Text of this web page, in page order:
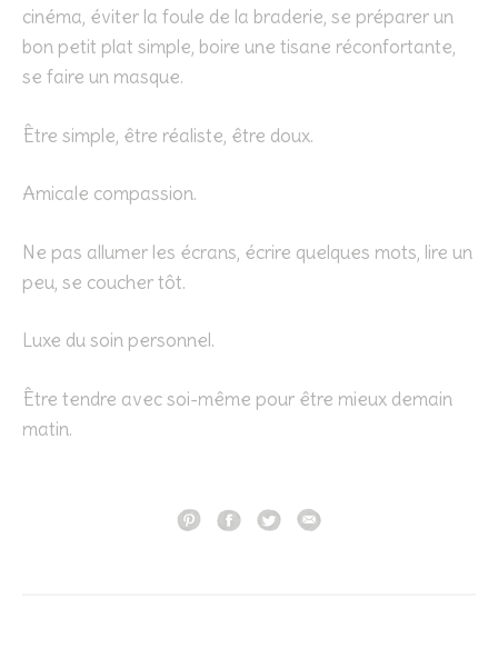
cinéma, éviter la foule de la braderie, se préparer un
bon petit plat simple, boire une tisane réconfortante,
se faire un masque.
Être simple, être réaliste, être doux.
Amicale compassion.
Ne pas allumer les écrans, écrire quelques mots, lire un
peu, se coucher tôt.
Luxe du soin personnel.
Être tendre avec soi-même pour être mieux demain
matin.